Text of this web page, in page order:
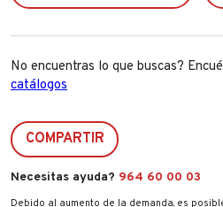
No encuentras lo que buscas?
catálogos
COMPARTIR
Necesitas ayuda? 964 60 00 03
Debido al aumento de la demanda, es